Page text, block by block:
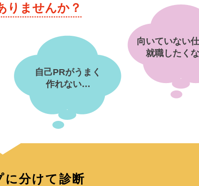
りませんか？
自己PRがうまく
作れない…
向いていない
就職したく
に分けて診断